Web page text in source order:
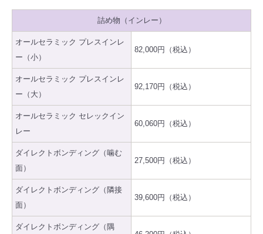
詰め物（インレー）
オールセラミック プレスインレ
ー（小）
82,000円（税込）
オールセラミック プレスインレ
ー（大）
92,170円（税込）
オールセラミック セレックイン
レー
60,060円（税込）
ダイレクトボンディング（噛む
面）
27,500円（税込）
ダイレクトボンディング（隣接
面）
39,600円（税込）
ダイレクトボンディング（隅